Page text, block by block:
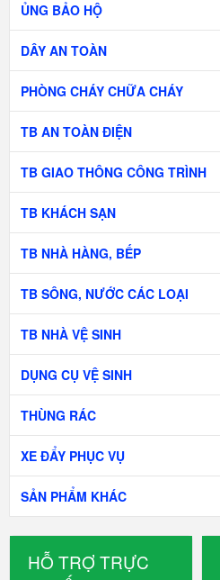
ỦNG BẢO HỘ
DÂY AN TOÀN
PHÒNG CHÁY CHỮA CHÁY
TB AN TOÀN ĐIỆN
TB GIAO THÔNG CÔNG TRÌNH
TB KHÁCH SẠN
TB NHÀ HÀNG, BẾP
TB SÔNG, NƯỚC CÁC LOẠI
TB NHÀ VỆ SINH
DỤNG CỤ VỆ SINH
THÙNG RÁC
XE ĐẨY PHỤC VỤ
SẢN PHẨM KHÁC
HỖ TRỢ TRỰC